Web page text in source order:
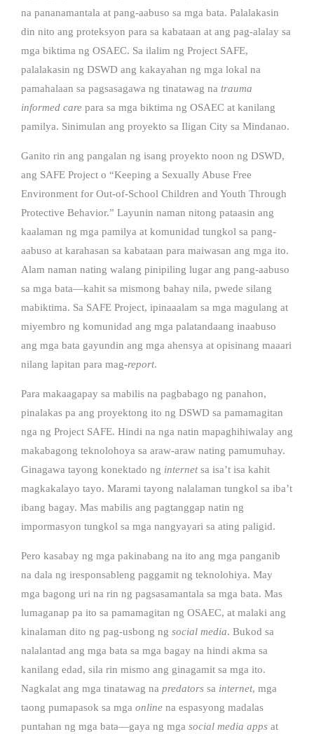
na pananamantala at pang-aabuso sa mga bata. Palalakasin
din nito ang proteksyon para sa kabataan at ang pag-alalay sa
mga biktima ng OSAEC. Sa ilalim ng Project SAFE,
palalakasin ng DSWD ang kakayahan ng mga lokal na
pamahalaan sa pagsasagawa ng tinatawag na trauma
informed care para sa mga biktima ng OSAEC at kanilang
pamilya. Sinimulan ang proyekto sa Iligan City sa Mindanao.
Ganito rin ang pangalan ng isang proyekto noon ng DSWD,
ang SAFE Project o “Keeping a Sexually Abuse Free
Environment for Out-of-School Children and Youth Through
Protective Behavior.” Layunin naman nitong pataasin ang
kaalaman ng mga pamilya at komunidad tungkol sa pang-
aabuso at karahasan sa kabataan para maiwasan ang mga ito.
Alam naman nating walang pinipiling lugar ang pang-aabuso
sa mga bata—kahit sa mismong bahay nila, pwede silang
mabiktima. Sa SAFE Project, ipinaaalam sa mga magulang at
miyembro ng komunidad ang mga palatandaang inaabuso
ang mga bata gayundin ang mga ahensya at opisinang maaari
nilang lapitan para mag-report.
Para makaagapay sa mabilis na pagbabago ng panahon,
pinalakas pa ang proyektong ito ng DSWD sa pamamagitan
nga ng Project SAFE. Hindi na nga natin mapaghihiwalay ang
makabagong teknolohoya sa araw-araw nating pamumuhay.
Ginagawa tayong konektado ng internetsa isa’t isa kahit
magkakalayo tayo. Marami tayong nalalaman tungkol sa iba’t
ibang bagay. Mas mabilis ang pagtanggap natin ng
impormasyon tungkol sa mga nangyayari sa ating paligid.
Pero kasabay ng mga pakinabang na ito ang mga panganib
na dala ng iresponsableng paggamit ng teknolohiya. May
mga bagong uri na rin ng pagsasamantala sa mga bata. Mas
lumaganap pa ito sa pamamagitan ng OSAEC, at malaki ang
kinalaman dito ng pag-usbong ng social media. Bukod sa
nalalantad ang mga bata sa mga bagay na hindi akma sa
kanilang edad, sila rin mismo ang ginagamit sa mga ito.
Nagkalat ang mga tinatawag na predators sa internet, mga
taong pumapasok sa mga online na espasyong madalas
puntahan ng mga bata—gaya ng mga social media apps at